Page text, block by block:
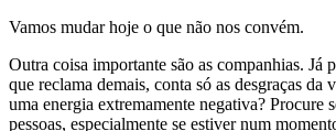
Vamos mudar hoje o que não nos convém.
Outra coisa importante são as companhias. Já
que reclama demais, conta só as desgraças da
uma energia extremamente negativa? Procure
pessoas, especialmente se estiver num